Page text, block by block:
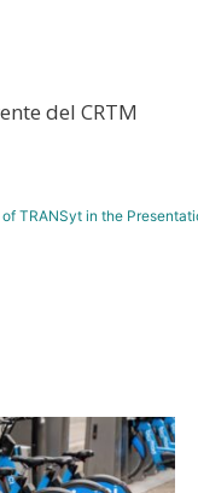
del CRTM
TRANSyt in the